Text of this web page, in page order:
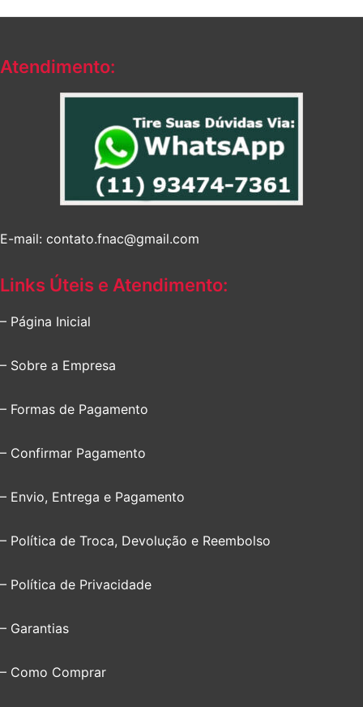
Atendimento:
E-mail: contato.fnac@gmail.com
Links Úteis e Atendimento:
– Página Inicial
– Sobre a Empresa
– Formas de Pagamento
– Confirmar Pagamento
– Envio, Entrega e Pagamento
– Política de Troca, Devolução e Reembolso
– Política de Privacidade
– Garantias
– Como Comprar